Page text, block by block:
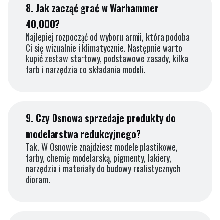
8. Jak zacząć grać w Warhammer
40,000?
Najlepiej rozpocząć od wyboru armii, która podoba
Ci się wizualnie i klimatycznie. Następnie warto
kupić zestaw startowy, podstawowe zasady, kilka
farb i narzędzia do składania modeli.
9. Czy Osnowa sprzedaje produkty do
modelarstwa redukcyjnego?
Tak. W Osnowie znajdziesz modele plastikowe,
farby, chemię modelarską, pigmenty, lakiery,
narzędzia i materiały do budowy realistycznych
dioram.